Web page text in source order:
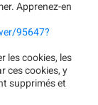
Apprenez-en
95647?
les cookies, les
ces cookies, y
supprimés et